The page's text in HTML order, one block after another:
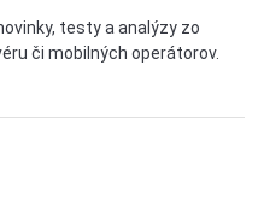
testy a analýzy zo
či mobilných operátorov.